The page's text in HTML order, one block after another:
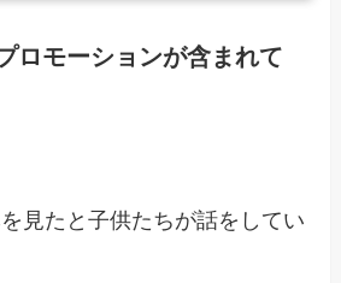
ロモーションが含まれて
見たと子供たちが話をしてい